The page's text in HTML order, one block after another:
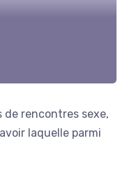
rencontres sexe,
laquelle parmi